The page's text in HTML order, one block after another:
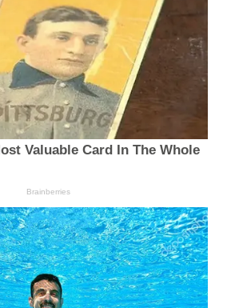
Valuable Card In The Whole
Brainberries